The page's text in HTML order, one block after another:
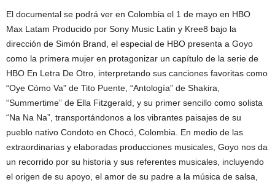
El documental se podrá ver en Colombia el 1 de mayo en HBO
Max Latam Producido por Sony Music Latin y Kree8 bajo la
dirección de Simón Brand, el especial de HBO presenta a Goyo
como la primera mujer en protagonizar un capítulo de la serie de
HBO En Letra De Otro, interpretando sus canciones favoritas como
“Oye Cómo Va” de Tito Puente, “Antología” de Shakira,
“Summertime” de Ella Fitzgerald, y su primer sencillo como solista
“Na Na Na”, transportándonos a los vibrantes paisajes de su
pueblo nativo Condoto en Chocó, Colombia. En medio de las
extraordinarias y elaboradas producciones musicales, Goyo nos da
un recorrido por su historia y sus referentes musicales, incluyendo
el origen de su apoyo, el amor de su padre a la música de salsa,